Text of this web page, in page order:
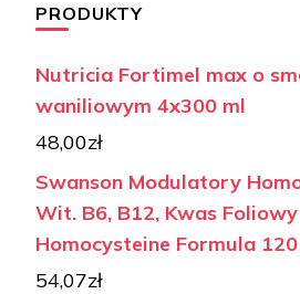
PRODUKTY
Nutricia Fortimel max o
waniliowym 4x300 ml
48,00zł
Swanson Modulatory
Wit. B6, B12, Kwas Foliowy
Homocysteine Formula
54,07zł